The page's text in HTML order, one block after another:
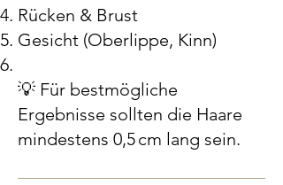
Rücken & Brust
Gesicht (Oberlippe, Kinn)
💡 Für bestmögliche
Ergebnisse sollten die Haare
mindestens 0,5 cm lang sein.